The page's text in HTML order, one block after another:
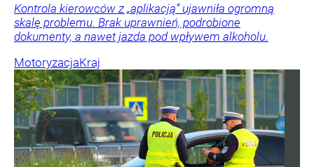
Kontrola kierowców z „aplikacją” ujawniła ogromną
skalę problemu. Brak uprawnień, podrobione
dokumenty, a nawet jazda pod wpływem alkoholu.
MotoryzacjaKraj